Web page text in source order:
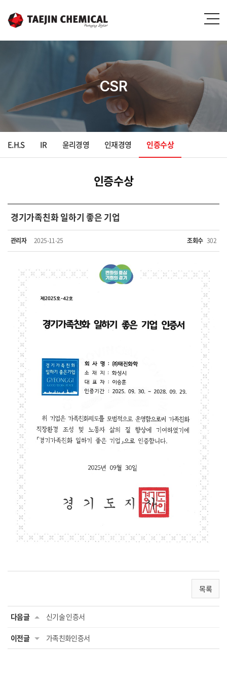
CSR
E.H.S IR 윤리경영 인재경영 인증수상
인증수상
경기가족친화 일하기 좋은 기업
관리자 2025-11-25 조회수 302
목록
다음글 신기술 인증서
이전글 가족친화인증서